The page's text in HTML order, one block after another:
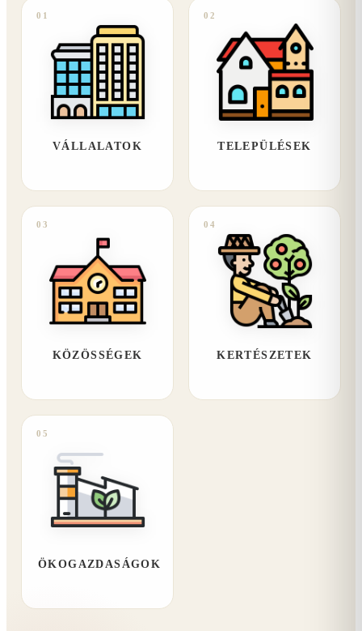
01
VÁLLALATOK
02
TELEPÜLÉSEK
03
KÖZÖSSÉGEK
04
KERTÉSZETEK
05
ÖKOGAZDASÁGOK